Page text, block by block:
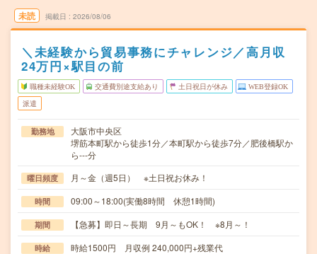
未読 掲載日 2026/08/06
＼未経験から貿易事務にチャレンジ／高月収
24万円×駅目の前
職種未経験OK 交通費別途支給あり 土日祝日が休み WEB登録OK
派遣
勤務地
大阪市中央区
堺筋本町駅から徒歩1分／本町駅から徒歩7分／肥後橋駅か
ら---分
曜日頻度 月～金（週5日） ※土日祝お休み！
時間 09:00～18:00(実働8時間 休憩1時間)
期間 【急募】即日～長期 9月～もOK！ ※8月～！
時給 時給1500円 月収例 240,000円+残業代